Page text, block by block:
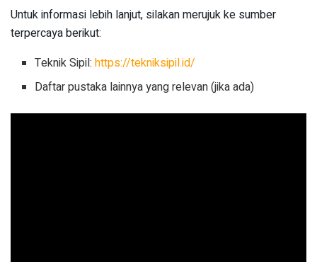
Untuk informasi lebih lanjut, silakan merujuk ke sumber
terpercaya berikut:
Teknik Sipil:https://tekniksipil.id/
Daftar pustaka lainnya yang relevan (jika ada)